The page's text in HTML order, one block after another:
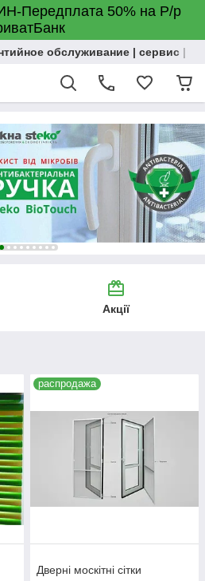
Передплата 50% на Р/р
обслуживание | сервис |
Акції
распродажа
Дверні москітні сітки